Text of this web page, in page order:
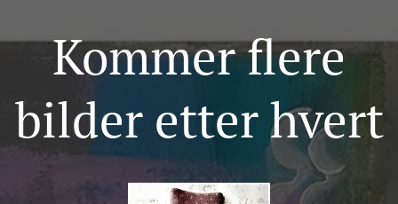
Kommer flere
bilder etter hvert